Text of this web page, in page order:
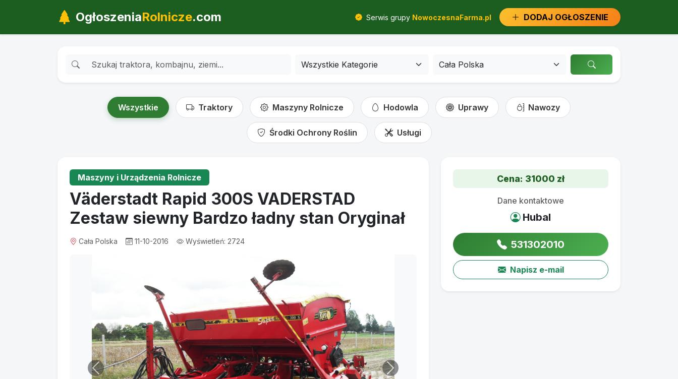
OgłoszeniaRolnicze.com Serwis grupy NowoczesnaFarma.pl DODAJ OGŁOSZENIE
Wszystkie Traktory Maszyny Rolnicze Hodowla Uprawy Nawozy
Środki Ochrony Roślin Usługi
Maszyny i Urządzenia Rolnicze
Väderstadt Rapid 300S VADERSTAD
Zestaw siewny Bardzo ładny stan Oryginał
Cała Polska 11-10-2016 Wyświetleń: 2724
Cena: 31000 zł
Dane kontaktowe
Hubal
531302010
Napisz e-mail